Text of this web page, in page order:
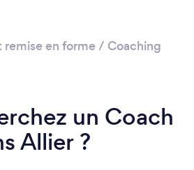
remise en forme / Coaching
un Coach
Allier ?